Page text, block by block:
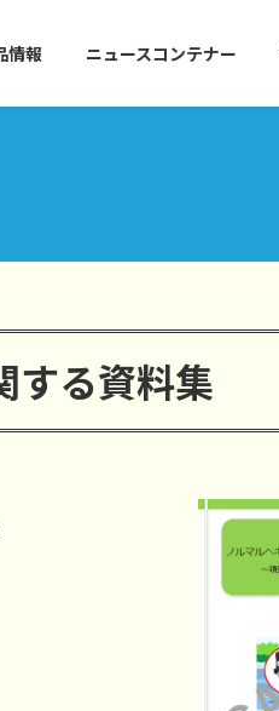
情報 ニュースコンテナー
する資料集